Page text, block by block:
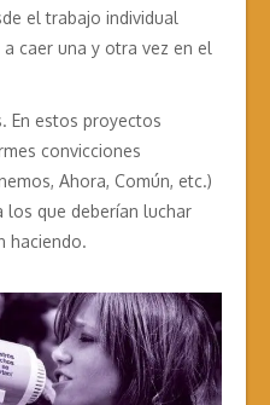
el trabajo individual
caer una y otra vez en el
En estos proyectos
convicciones
Ahora, Común, etc.)
que deberían luchar
haciendo.